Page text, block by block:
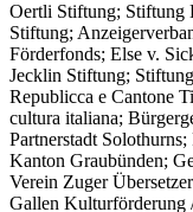
Oertli Stiftung;
Stiftung;
Förderfonds; Else v.
Jecklin Stiftung;
Republicca e Cantone
cultura italiana;
Partnerstadt
Kanton Graubünden;
Verein Zuger
Gallen Kulturförderung